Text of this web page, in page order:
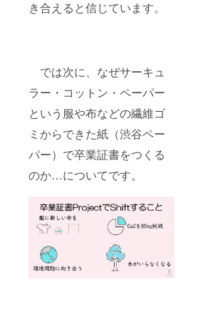
き合えると信じています。
では次に、なぜサーキュ
ラー・コットン・ペーパー
という服や布などの繊維ゴ
ミからできた紙（渋谷ペー
パー）で卒業証書をつくる
のか…についてです。